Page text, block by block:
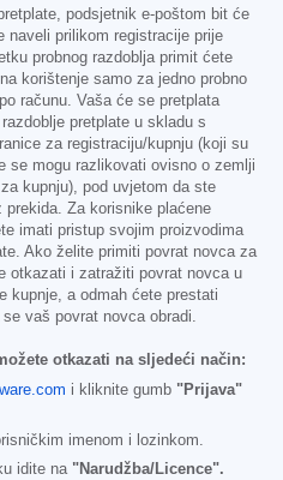
podsjetnik e-poštom bit će
naveli prilikom registracije prije
probnog razdoblja primit ćete
korištenje samo za jedno probno
računu. Vaša će se pretplata
pretplate u skladu s
za registraciju/kupnju (koji su
se mogu razlikovati ovisno o zemlji
kupnju), pod uvjetom da ste
prekida. Za korisnike plaćene
imati pristup svojim proizvodima
Ako želite primiti povrat novca za
otkazati i zatražiti povrat novca u
kupnje, a odmah ćete prestati
vaš povrat novca obradi.
otkazati na sljedeći način:
i kliknite gumb "Prijava"
imenom i lozinkom.
idite na "Narudžba/Licence".